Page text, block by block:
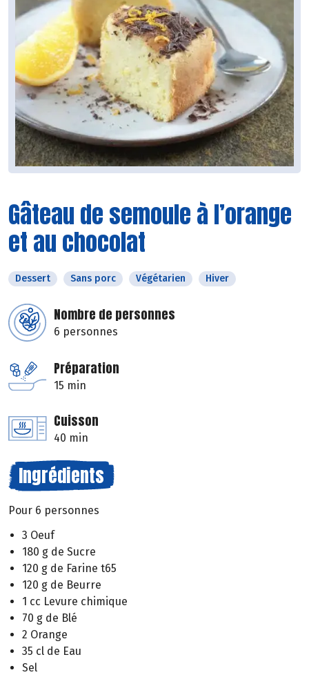
Gâteau de semoule à l’orange
et au chocolat
Dessert Sans porc Végétarien Hiver
Nombre de personnes
6 personnes
Préparation
15 min
Cuisson
40 min
Ingrédients
Pour 6 personnes
3 Oeuf
180 g de Sucre
120 g de Farine t65
120 g de Beurre
1 cc Levure chimique
70 g de Blé
2 Orange
35 cl de Eau
Sel